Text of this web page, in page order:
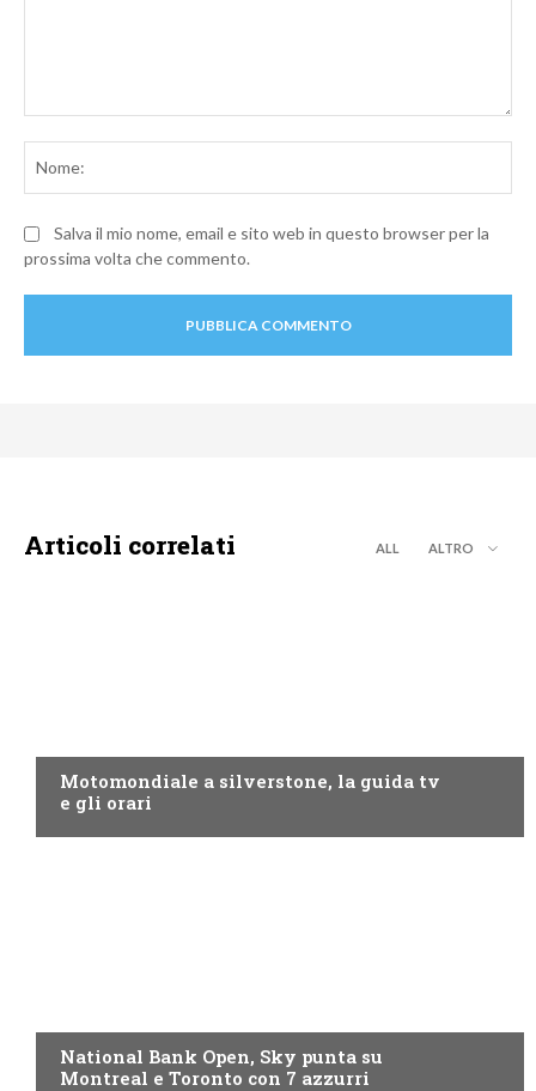
Salva il mio nome, email e sito web in questo browser per la
prossima volta che commento.
Articoli correlati ALL ALTRO
Motomondiale a silverstone, la guida tv
e gli orari
National Bank Open, Sky punta su
Montreal e Toronto con 7 azzurri